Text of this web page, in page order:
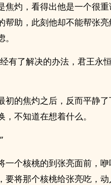
焦灼，看得出他是一个很重
帮助，此刻他却不能帮张亮
有了解决的办法，君王永
初的焦灼之后，反而平静
不知道在想着什么。
一个核桃的到张亮面前，
要将那个核桃给张亮吃，